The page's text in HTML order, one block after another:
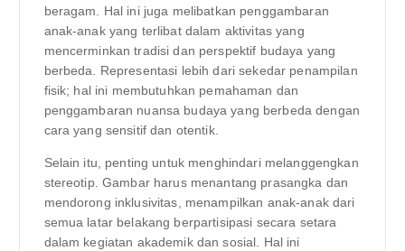
beragam. Hal ini juga melibatkan penggambaran
anak-anak yang terlibat dalam aktivitas yang
mencerminkan tradisi dan perspektif budaya yang
berbeda. Representasi lebih dari sekedar penampilan
fisik; hal ini membutuhkan pemahaman dan
penggambaran nuansa budaya yang berbeda dengan
cara yang sensitif dan otentik.
Selain itu, penting untuk menghindari melanggengkan
stereotip. Gambar harus menantang prasangka dan
mendorong inklusivitas, menampilkan anak-anak dari
semua latar belakang berpartisipasi secara setara
dalam kegiatan akademik dan sosial. Hal ini